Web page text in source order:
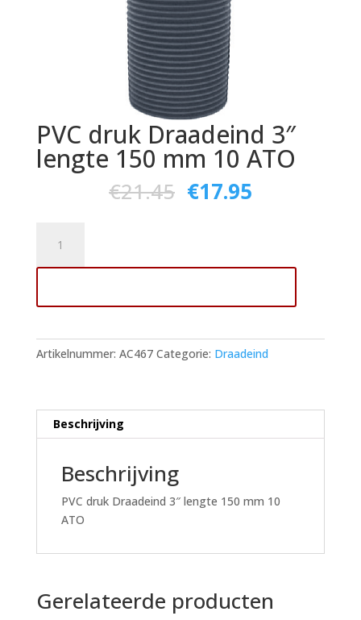
PVC druk Draadeind 3″
lengte 150 mm 10 ATO
€21.45 €17.95
Draadeind
lengte
mm
10
Artikelnummer: AC467 Categorie: Draadeind
Beschrijving
Beschrijving
PVC druk Draadeind 3″ lengte 150 mm 10
ATO
Gerelateerde producten